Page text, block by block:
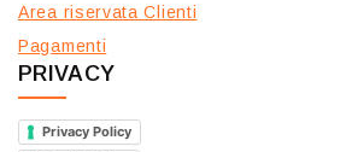
Area riservata Clienti
Pagamenti
PRIVACY
Privacy Policy